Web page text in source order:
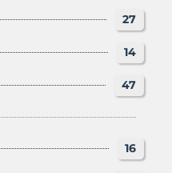
27
14
47
16